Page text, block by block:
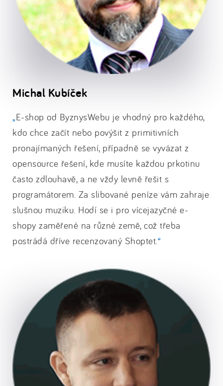
Michal Kubíček
E-shop od ByznysWebu je vhodný pro každého,
kdo chce začít nebo povýšit z primitivních
pronajímaných řešení, případně se vyvázat z
opensource řešení, kde musíte každou prkotinu
často zdlouhavě, a ne vždy levně řešit s
programátorem. Za slibované peníze vám zahraje
slušnou muziku. Hodí se i pro vícejazyčné e-
shopy zaměřené na různé země, což třeba
postrádá dříve recenzovaný Shoptet.